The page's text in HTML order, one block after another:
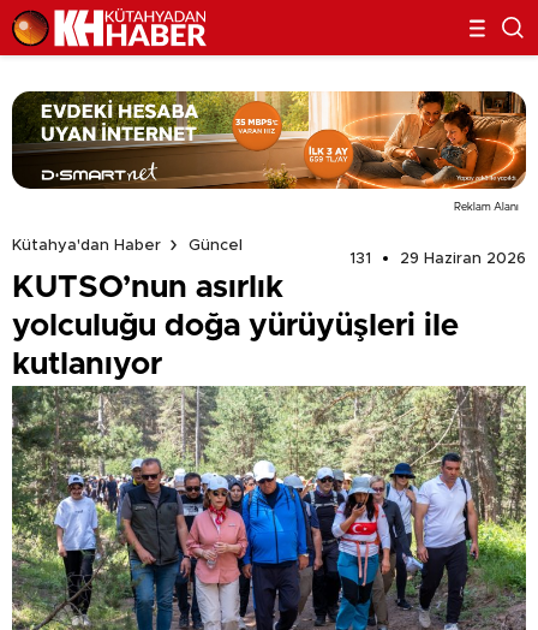
Reklam Alanı
Kütahya'dan Haber
Güncel
131
29 Haziran 2026
KUTSO’nun asırlık
yolculuğu doğa yürüyüşleri ile
kutlanıyor